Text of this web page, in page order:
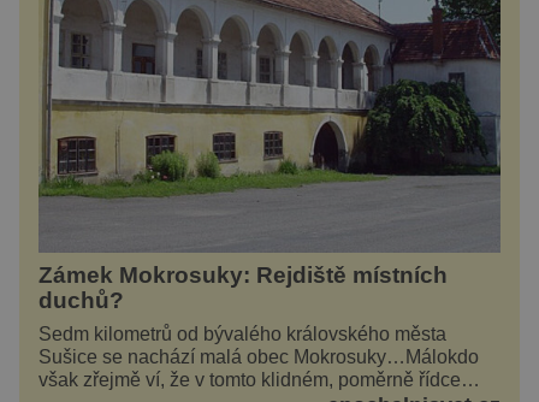
Zámek Mokrosuky: Rejdiště místních
duchů?
Sedm kilometrů od bývalého královského města
Sušice se nachází malá obec Mokrosuky…Málokdo
však zřejmě ví, že v tomto klidném, poměrně řídce